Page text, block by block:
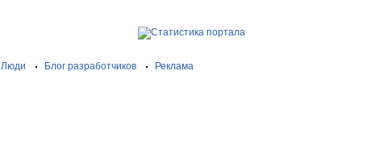
Люди Блог разработчиков
Реклама